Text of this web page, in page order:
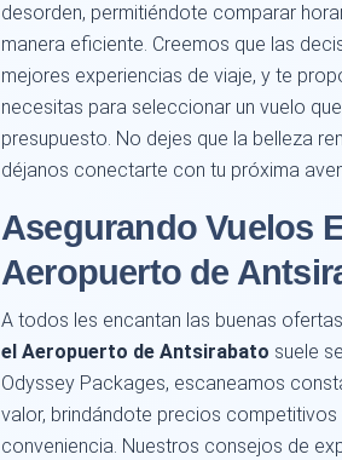
desorden, permitiéndote comparar
manera eficiente. Creemos que las
mejores experiencias de viaje, y te
necesitas para seleccionar un vuelo
presupuesto. No dejes que la belleza
déjanos conectarte con tu próxima
Asegurando Vuelos
Aeropuerto de
A todos les encantan las buenas
el Aeropuerto de Antsirabato suele
Odyssey Packages, escaneamos
valor, brindándote precios
conveniencia. Nuestros consejos de